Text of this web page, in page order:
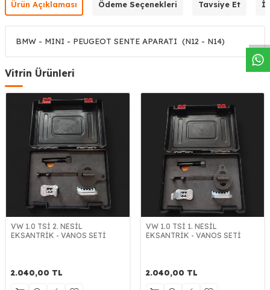
WhasappDesteHatt
Ürün Açıklaması Ödeme Seçenekleri Tavsiye Et
BMW - MINI - PEUGEOT SENTE APARATI (N12 - N14)
Vitrin Ürünleri
VW 1.0 TSİ 2. NESİL
EKSANTRİK - VANOS SETİ
2.040,00 TL
VW 1.0 TSİ 1. NESİL
EKSANTRİK - VANOS SETİ
2.040,00 TL